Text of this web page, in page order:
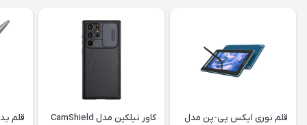
قلم نوری ایکس پی-پن مدل
کاور نیلکین مدل CamShield